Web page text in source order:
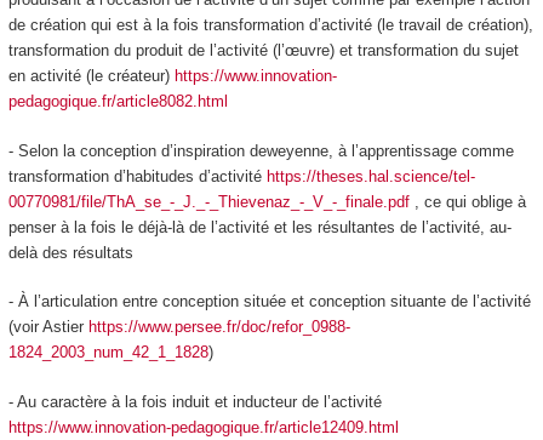
de créationqui est à la fois transformation d’activité (le travail de création),
transformation du produit de l’activité (l’œuvre) et transformation du sujet
en activité (le créateur) https://www.innovation-
pedagogique.fr/article8082.html
- Selon la conception d’inspiration deweyenne, à l’apprentissagecomme
transformation d’habitudes d’activité https://theses.hal.science/tel-
00770981/file/ThA_se_-_J._-_Thievenaz_-_V_-_finale.pdf, ce qui oblige à
penser à la fois le déjà-là de l’activité et les résultantes de l’activité, au-
delà des résultats
- À l’articulation entre conception située et conception situante de l’activité
(voir Astier https://www.persee.fr/doc/refor_0988-
1824_2003_num_42_1_1828)
- Au caractère à la fois induit et inducteur de l’activité
https://www.innovation-pedagogique.fr/article12409.html